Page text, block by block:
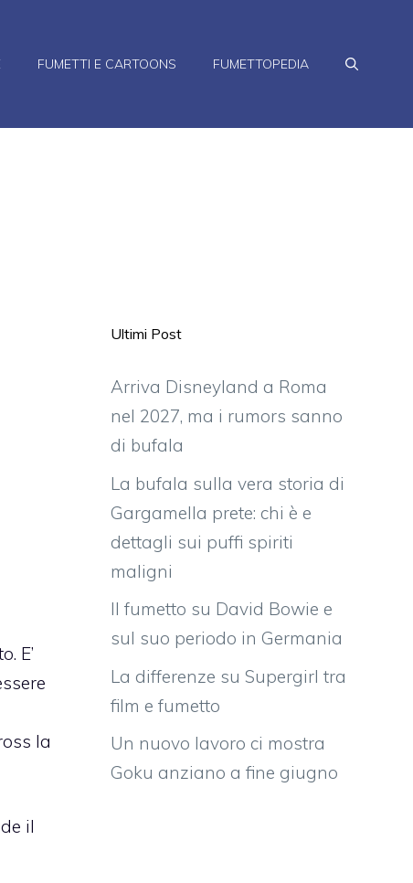
FUMETTI E CARTOONS FUMETTOPEDIA
E’
la
il
Ultimi Post
Arriva Disneyland a Roma
nel 2027, ma i rumors sanno
di bufala
La bufala sulla vera storia di
Gargamella prete: chi è e
dettagli sui puffi spiriti
maligni
Il fumetto su David Bowie e
sul suo periodo in Germania
La differenze su Supergirl tra
film e fumetto
Un nuovo lavoro ci mostra
Goku anziano a fine giugno